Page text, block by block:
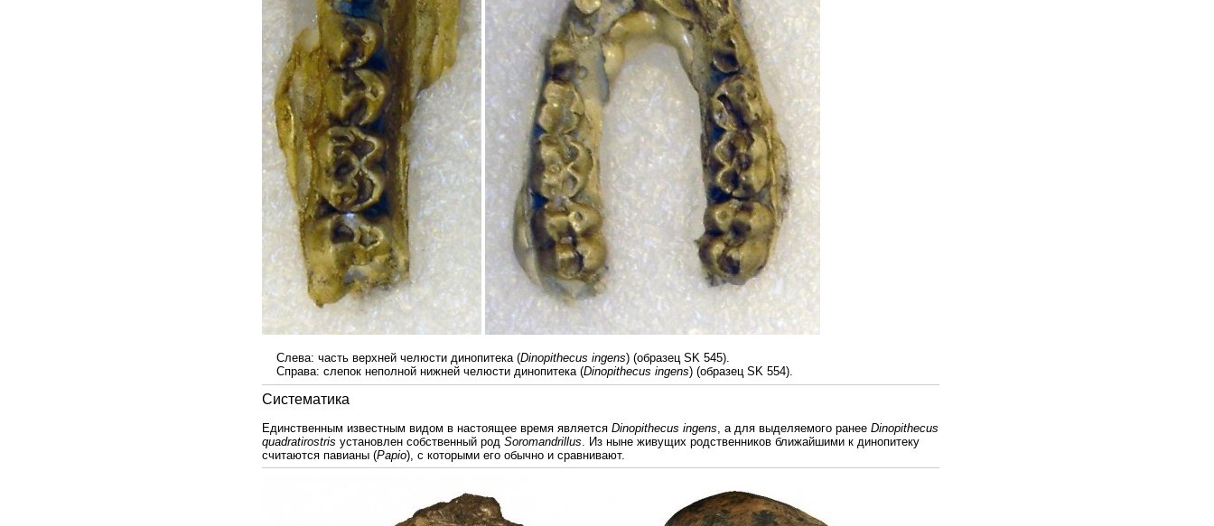
Слева: часть верхней челюсти динопитека (Dinopithecus ingens) (образец SK 545).
Справа: слепок неполной нижней челюсти динопитека (Dinopithecus ingens) (образец SK 554).
Систематика
Единственным известным видом в настоящее время является Dinopithecus ingens , а для выделяемого ранее Dinopithecus
quadratirostris установлен собственный род Soromandrillus . Из ныне живущих родственников ближайшими к динопитеку
считаются павианы (Papio), с которыми его обычно и сравнивают.